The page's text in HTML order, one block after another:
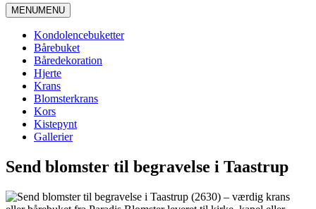
MENUMENU
Kondolencebuketter
Bårebuket
Båredekoration
Hjerte
Krans
Blomsterkrans
Kors
Kistepynt
Gallerier
Send blomster til begravelse i Taastrup